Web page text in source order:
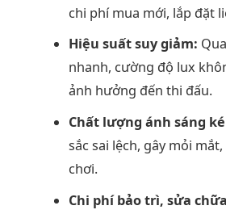
chi phí mua mới, lắp đặt
Hiệu suất suy giảm:
nhanh, cường độ lux
ảnh hưởng đến thi đấu.
Chất lượng ánh sáng
sắc sai lệch, gây mỏi
chơi.
Chi phí bảo trì, sửa